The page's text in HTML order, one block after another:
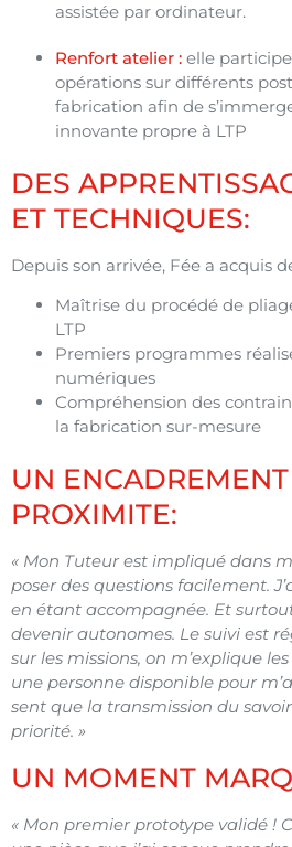
assistée par ordinateur.
Renfort atelier : elle
opérations sur différents
fabrication afin de
innovante propre à LTP
DES
ET TECHNIQUES:
Depuis son arrivée, Fée a acquis
Maîtrise du procédé de
LTP
Premiers programmes
numériques
Compréhension des
la fabrication sur-mesure
UN
PROXIMITE:
« Mon Tuteur est impliqué dans
poser des questions facilement.
en étant accompagnée. Et
devenir autonomes. Le suivi est
sur les missions, on m’explique
une personne disponible pour
sent que la transmission du
priorité. »
UN MOMENT
« Mon premier prototype validé !